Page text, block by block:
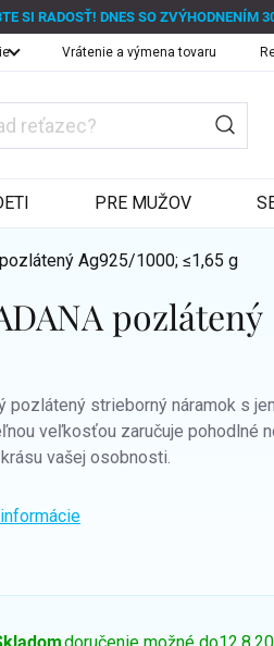
SI RADOSŤ! DNES SO ZVÝHODNENÍM
Vrátenie a výmena tovaru
PRE MUŽOV
pozlátenýAg925/1000; ≤1,65 g
pozlátený
pozlátený strieborný náramok s
veľkosťou zaručuje pohodlné
vašej osobnosti.